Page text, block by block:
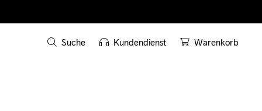
Suche Kundendienst Warenkorb